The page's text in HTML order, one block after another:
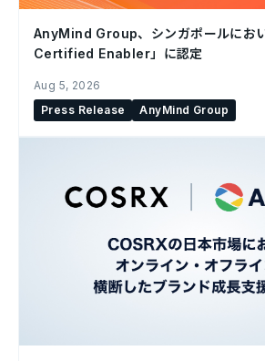
AnyMind Group、シンガポールにお
Certified Enabler」に認定
Aug 5, 2026
Press Release
AnyMind Group